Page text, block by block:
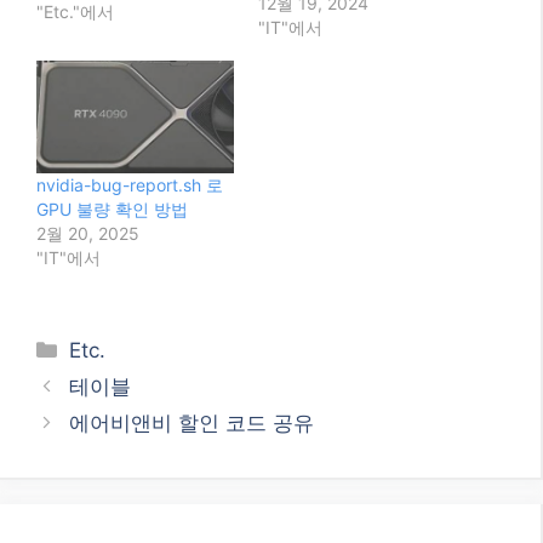
속하여 정상 설치 여부 확
리 변경 vi
/etc/apache2/apache2.c
onf <= 원하는 경로로 변
경 vi /etc/apache2/sites-
available/default-
ssl.conf DocumentRoot
/var/www/html <= 원하
는 경로로 변경 vi
/etc/apache2/sites-
/var/www/html <= 원하
"Etc."에서
"IT"에서
nvidia-bug-report.sh 로
GPU 불량 확인 방법
2월 20, 2025
"IT"에서
Categories
Etc.
테이블
에어비앤비 할인 코드 공유